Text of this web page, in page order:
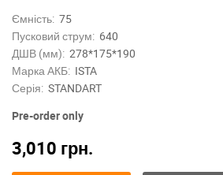
Ємність: 75
Пусковий струм: 640
ДШВ (мм): 278*175*190
Марка АКБ: ISTA
Серія: STANDART
Pre-order only
3,010 грн.